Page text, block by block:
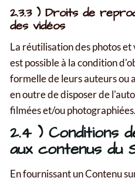
2.3.3 ) Droits de
des vidéos
La réutilisation des photos et
est possible à la condition
formelle de leurs auteurs ou
en outre de disposer de
filmées et/ou photographiées.
2.4 ) Conditions
aux contenus du
En fournissant un Contenu